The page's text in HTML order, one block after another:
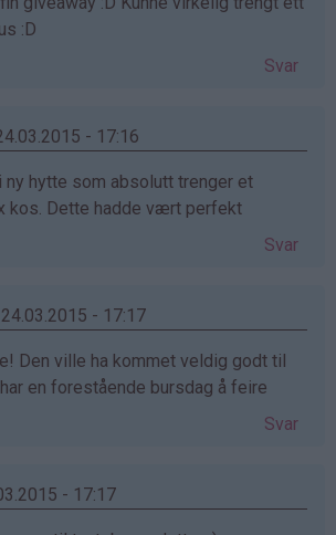
:D
Svar
- 17:16
ny hytte som absolutt trenger et
kos. Dette hadde vært perfekt
Svar
- 17:17
Den ville ha kommet veldig godt til
en forestående bursdag å feire
Svar
- 17:17